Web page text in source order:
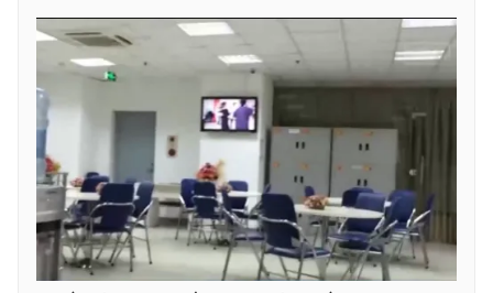
Tư vấn
Chuyên mục khác
Emagazine Podcast
Photo Infographic
Video Shorts video